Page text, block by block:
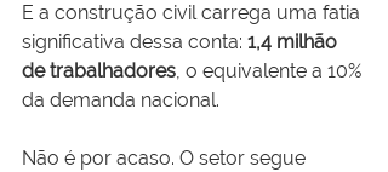
E a construção civil carrega uma fatia
significativa dessa conta: 1,4 milhão
de trabalhadores, o equivalente a 10%
da demanda nacional.
Não é por acaso. O setor segue